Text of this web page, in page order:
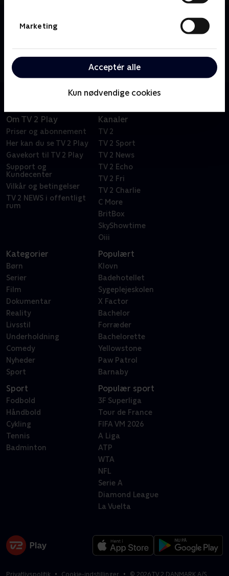
Marketing
Acceptér alle
Kun nødvendige cookies
De bedste kunstskøjteløbere fra hele verden
OL’s mest populære discipliner fra legene i Milano
Cortina.
Om TV 2 Play
Priser og abonnement
Her kan du se TV 2 Play
Gavekort til TV 2 Play
Support og
Kundecenter
Vilkår og betingelser
TV 2 NEWS i offentligt
rum
Kanaler
TV 2
TV 2 Sport
TV 2 News
TV 2 Echo
TV 2 Fri
TV 2 Charlie
C More
BritBox
SkyShowtime
Oiii
Kategorier
Børn
Serier
Film
Dokumentar
Reality
Livsstil
Underholdning
Comedy
Nyheder
Sport
Populært
Klovn
Badehotellet
Sygeplejeskolen
X Factor
Bachelor
Forræder
Bachelorette
Yellowstone
Paw Patrol
Barnaby
Sport
Fodbold
Håndbold
Cykling
Tennis
Badminton
Populær sport
3F Superliga
Tour de France
FIFA VM 2026
A Liga
ATP
WTA
NFL
Serie A
Diamond League
La Vuelta
Privatlivspolitik Cookie-indstillinger © 2026TV 2 DANMARK A/S